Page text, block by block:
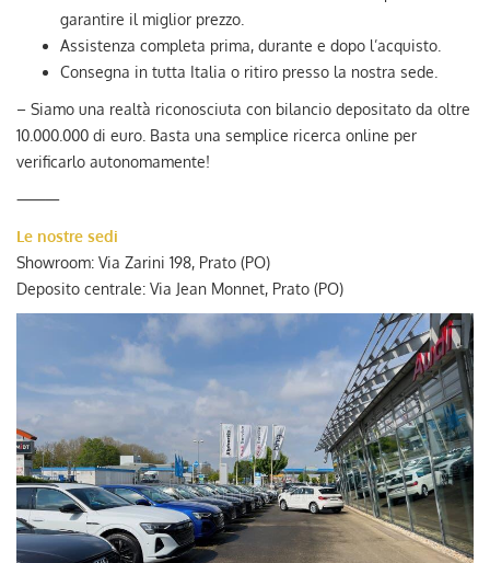
garantire il miglior prezzo.
Assistenza completa prima, durante e dopo l’acquisto.
Consegna in tutta Italia o ritiro presso la nostra sede.
– Siamo una realtà riconosciuta con bilancio depositato da oltre
10.000.000 di euro. Basta una semplice ricerca online per
verificarlo autonomamente!
⸻
Le nostre sedi
Showroom: Via Zarini 198, Prato (PO)
Deposito centrale: Via Jean Monnet, Prato (PO)